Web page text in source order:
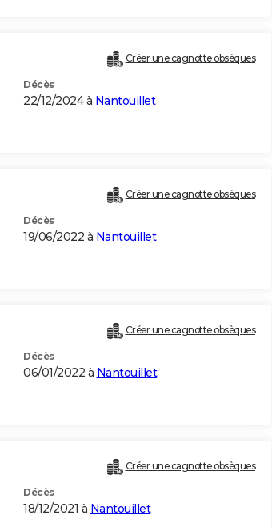
Créer une cagnotte obsèques
Décès
22/12/2024 à Nantouillet
Créer une cagnotte obsèques
Décès
19/06/2022 à Nantouillet
Créer une cagnotte obsèques
Décès
06/01/2022 à Nantouillet
Créer une cagnotte obsèques
Décès
18/12/2021 à Nantouillet